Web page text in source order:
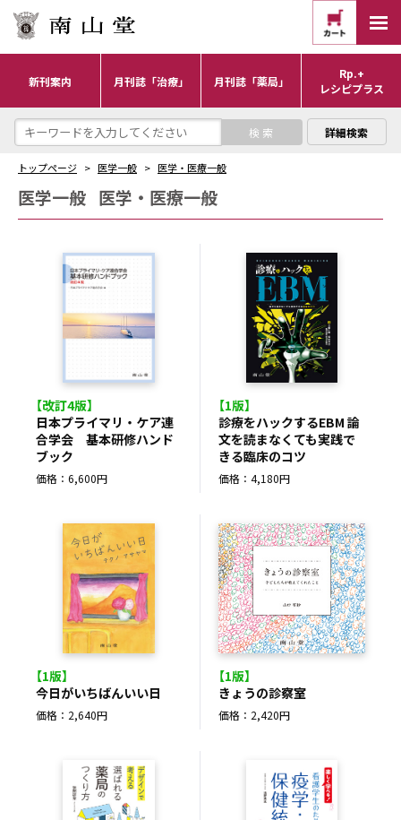
新刊案内 月刊誌「治療」 月刊誌「薬局」
Rp.+
レシピプラス
詳細検索
トップページ 医学一般 医学・医療一般
医学一般 医学・医療一般
【改訂4版】
日本プライマリ・ケア連
合学会 基本研修ハンド
ブック
価格：6,600円
【1版】
診療をハックするEBM 論
文を読まなくても実践で
きる臨床のコツ
価格：4,180円
【1版】
今日がいちばんいい日
価格：2,640円
【1版】
きょうの診察室
価格：2,420円